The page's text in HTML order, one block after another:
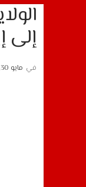
إلى
في مايو 30, 2026